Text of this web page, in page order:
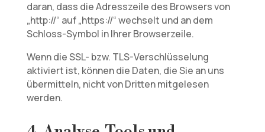
daran, dass die Adresszeile des Browsers von
„http://“ auf „https://“ wechselt und an dem
Schloss-Symbol in Ihrer Browserzeile.
Wenn die SSL- bzw. TLS-Verschlüsselung
aktiviert ist, können die Daten, die Sie an uns
übermitteln, nicht von Dritten mitgelesen
werden.